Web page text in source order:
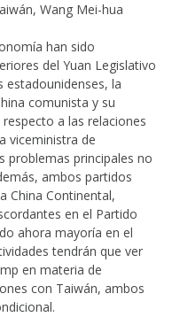
Wang Mei-hua
han sido
del Yuan Legislativo
estadounidenses, la
comunista y su
a las relaciones
viceministra de
problemas principales no
ambos partidos
China Continental,
en el Partido
ahora mayoría en el
tendrán que ver
en materia de
con Taiwán, ambos